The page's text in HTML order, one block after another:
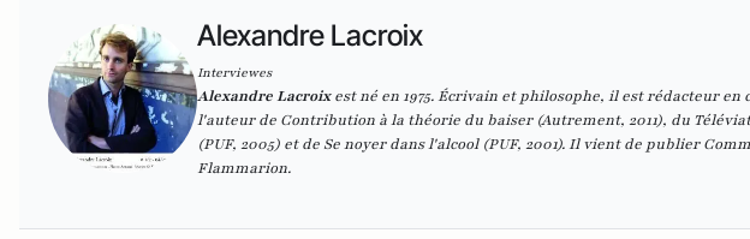
Alexandre Lacroix
Interviewes
Alexandre Lacroixest né en 1975. Écrivain et philosophe, il est rédacteur en
l'auteur de Contribution à la théorie du baiser(Autrement, 2011), du
(PUF, 2005) et deSe noyer dans l'alcool(PUF, 2001). Il vient de publier
Flammarion.